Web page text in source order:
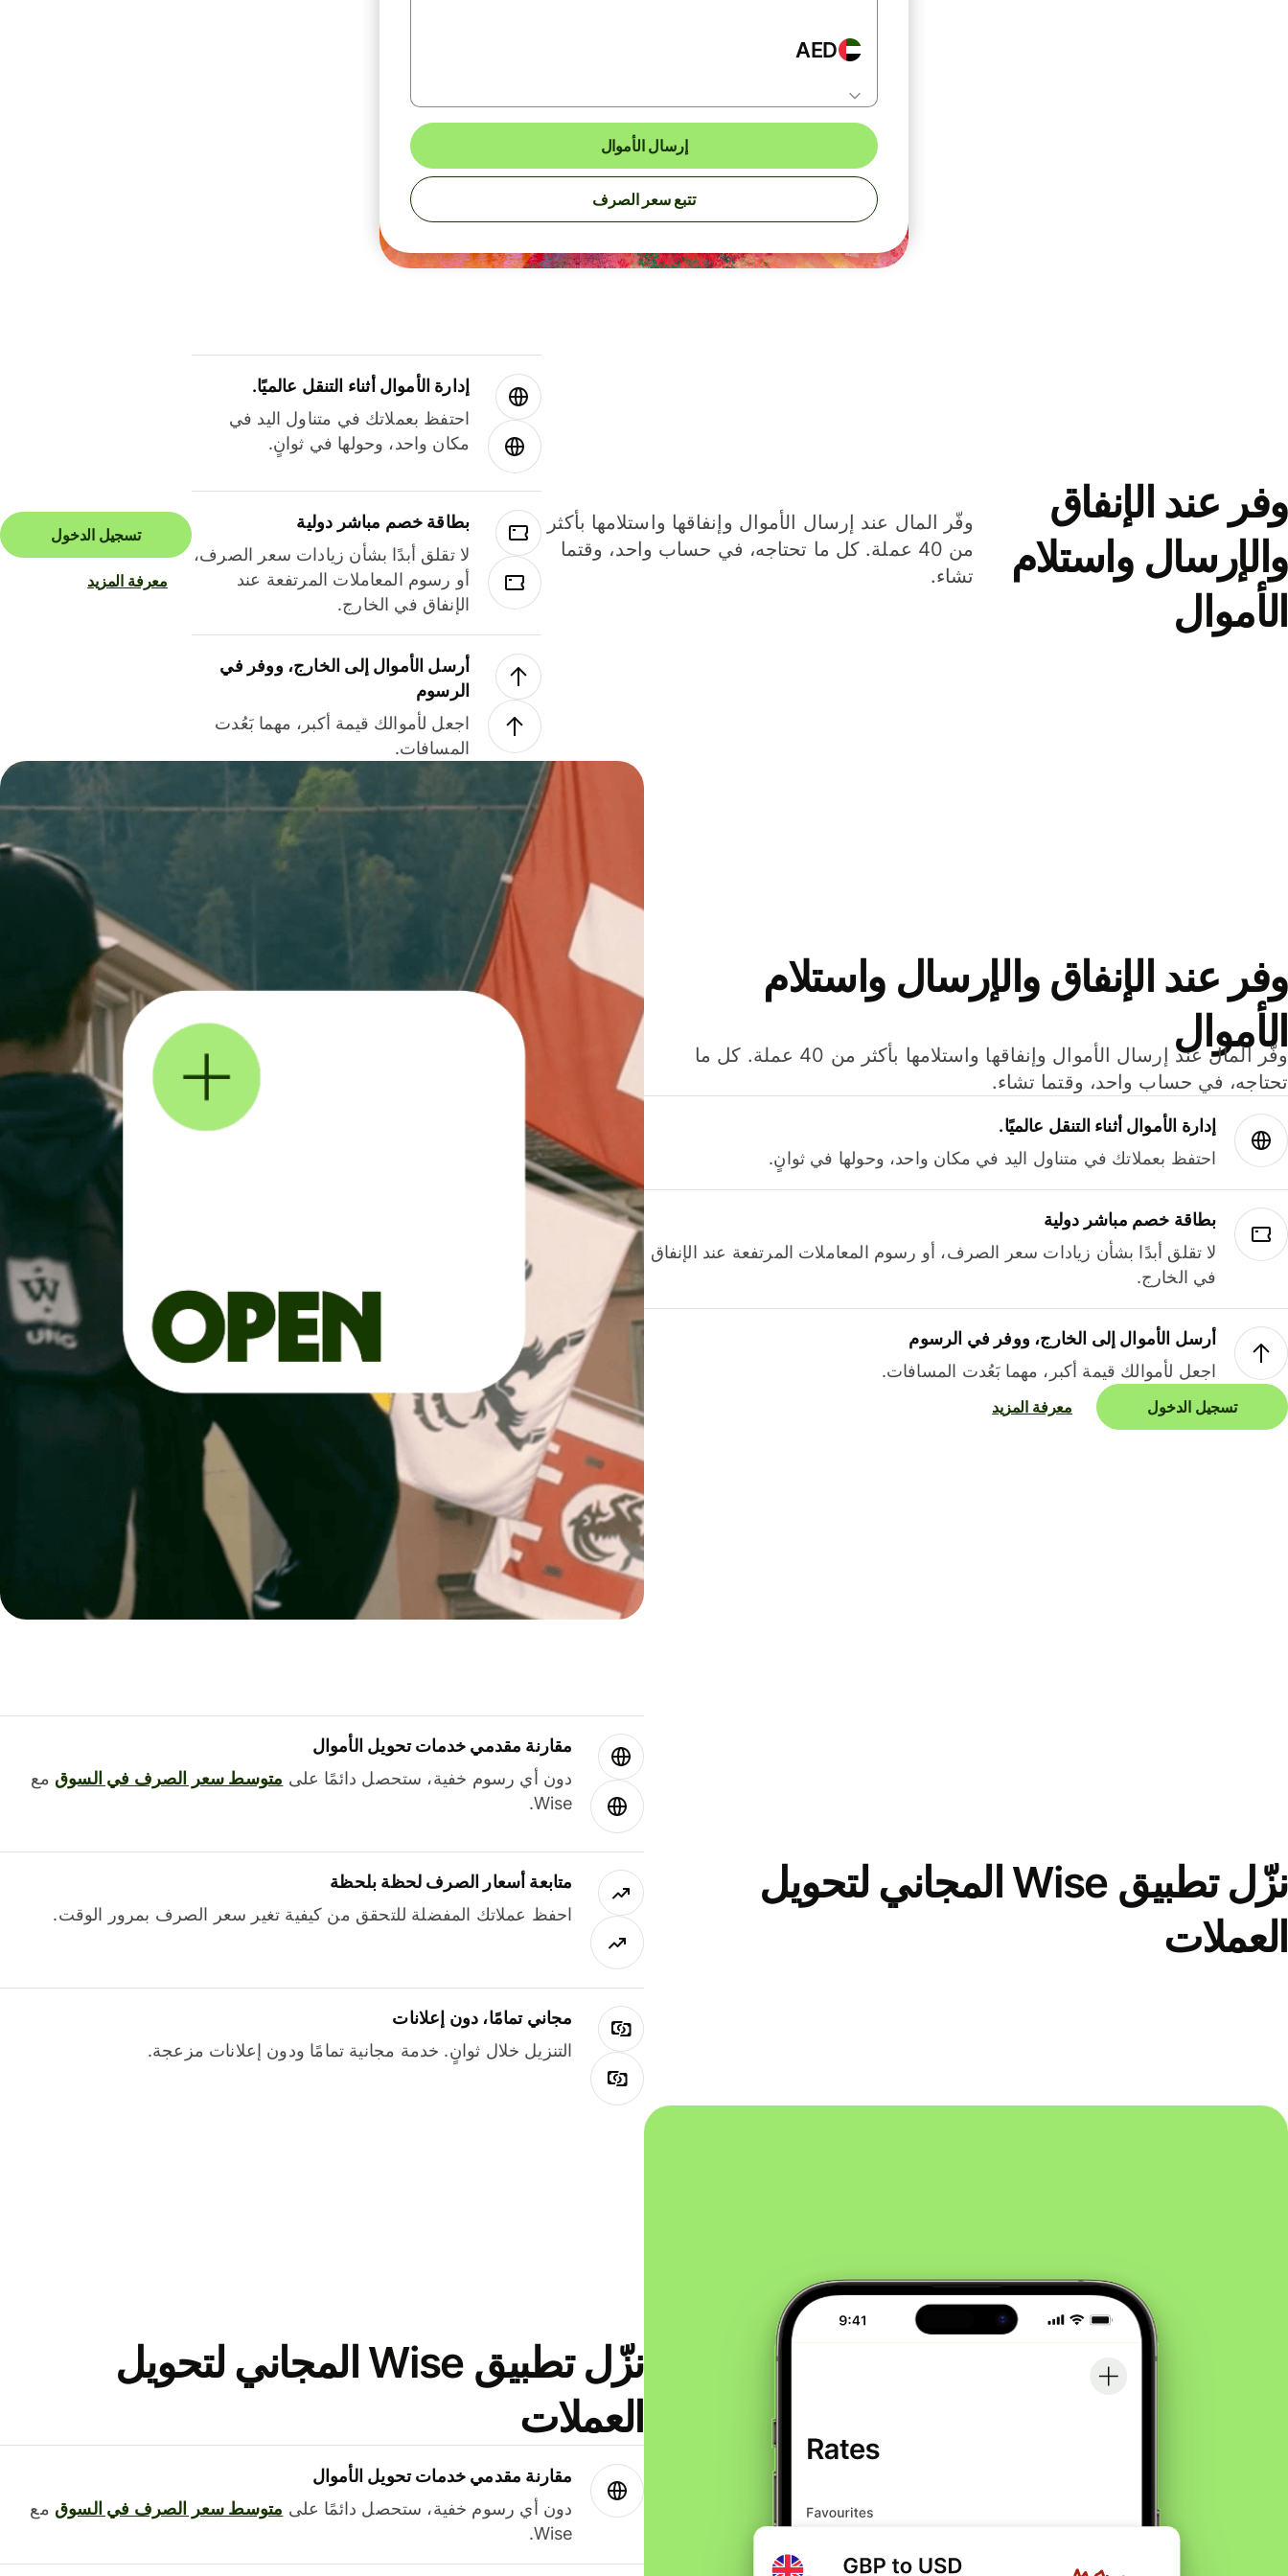
AED
إرسال الأموال
تتبع سعر الصرف
وفر عند الإنفاق
والإرسال واستلام
الأموال
وفّر المال عند إرسال الأموال وإنفاقها واستلامها بأكثر
من 40 عملة. كل ما تحتاجه، في حساب واحد، وقتما
تشاء.
إدارة الأموال أثناء التنقل عالميًا.
احتفظ بعملاتك في متناول اليد في
مكان واحد، وحولها في ثوانٍ.
بطاقة خصم مباشر دولية
لا تقلق أبدًا بشأن زيادات سعر الصرف،
أو رسوم المعاملات المرتفعة عند
الإنفاق في الخارج.
أرسل الأموال إلى الخارج، ووفر في
الرسوم
اجعل لأموالك قيمة أكبر، مهما بَعُدت
المسافات.
تسجيل الدخول
معرفة المزيد
وفر عند الإنفاق والإرسال واستلام
الأموال
وفّر المال عند إرسال الأموال وإنفاقها واستلامها بأكثر من 40 عملة. كل ما
تحتاجه، في حساب واحد، وقتما تشاء.
إدارة الأموال أثناء التنقل عالميًا.
احتفظ بعملاتك في متناول اليد في مكان واحد، وحولها في ثوانٍ.
بطاقة خصم مباشر دولية
لا تقلق أبدًا بشأن زيادات سعر الصرف، أو رسوم المعاملات المرتفعة عند الإنفاق
في الخارج.
أرسل الأموال إلى الخارج، ووفر في الرسوم
اجعل لأموالك قيمة أكبر، مهما بَعُدت المسافات.
تسجيل الدخول معرفة المزيد
نزّل تطبيق Wise المجاني لتحويل
العملات
مقارنة مقدمي خدمات تحويل الأموال
دون أي رسوم خفية، ستحصل دائمًا على متوسط ​​سعر الصرف في السوق مع
Wise.
متابعة أسعار الصرف لحظة بلحظة
احفظ عملاتك المفضلة للتحقق من كيفية تغير سعر الصرف بمرور الوقت.
مجاني تمامًا، دون إعلانات
التنزيل خلال ثوانٍ. خدمة مجانية تمامًا ودون إعلانات مزعجة.
نزّل تطبيق Wise المجاني لتحويل
العملات
مقارنة مقدمي خدمات تحويل الأموال
دون أي رسوم خفية، ستحصل دائمًا على متوسط ​​سعر الصرف في السوق مع
Wise.